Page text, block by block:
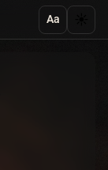
Aa